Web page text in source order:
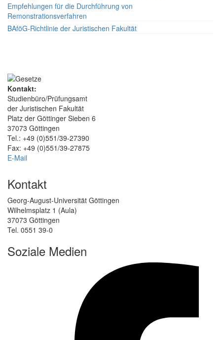
Empfehlungen für die Durchführung von
Remonstrationsverfahren
BAföG-Richtlinie der Juristischen Fakultät
Kontakt:
Studienbüro/Prüfungsamt
der Juristischen Fakultät
Platz der Göttinger Sieben 6
37073 Göttingen
Tel.: +49 (0)551/39-27390
Fax: +49 (0)551/39-27875
E-Mail
Kontakt
Georg-August-Universität Göttingen
Wilhelmsplatz 1 (Aula)
37073 Göttingen
Tel. 0551 39-0
Soziale Medien